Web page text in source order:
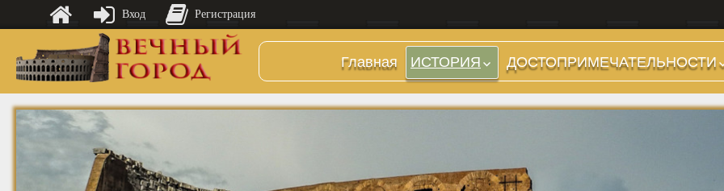
Главная
ИСТОРИЯ
Предыстория
Царский период
(509-265 гг до н.э.)
ДОСТОПРИМЕЧАТЕЛЬНОСТИ
Холмы и остров.
Районы
Стадионы, Термы
Вход Регистрация